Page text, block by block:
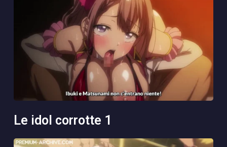
le idol corrotte 1